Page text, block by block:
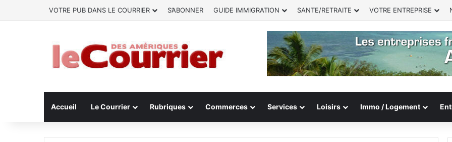
VOTRE PUB DANS LE COURRIER S’ABONNER GUIDE IMMIGRATION SANTE/RETRAITE VOTRE ENTREPRISE
Accueil Le Courrier Rubriques Commerces Services Loisirs Immo / Logement